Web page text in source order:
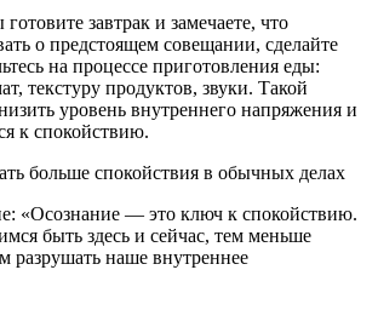
завтрак и замечаете, что
о предстоящем совещании, сделайте
на процессе приготовления еды:
текстуру продуктов, звуки. Такой
уровень внутреннего напряжения и
к спокойствию.
«Осознание — это ключ к спокойствию.
быть здесь и сейчас, тем меньше
разрушать наше внутреннее